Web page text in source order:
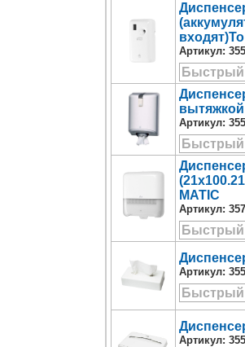
Артикул:
Артикул:
MATIC
Артикул:
Артикул:
Артикул: